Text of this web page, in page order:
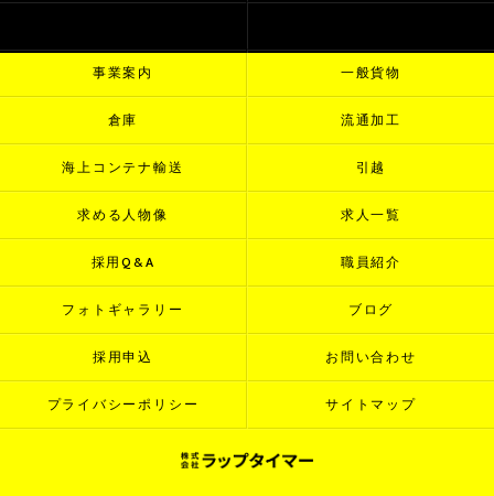
事業案内 一般貨物
倉庫 流通加工
海上コンテナ輸送 引越
求める人物像 求人一覧
採用Q&A 職員紹介
フォトギャラリー ブログ
採用申込 お問い合わせ
プライバシーポリシー サイトマップ